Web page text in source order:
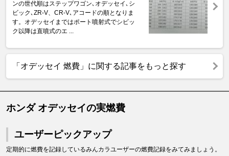
ンの世代順はステップワゴン､オデッセイ､シ
ビック､ZR-V、CR-V､アコードの順となりま
す。オデッセイまではポート噴射式でシビッ
ク以降は直噴式のエ ...
「オデッセイ 燃費」に関する記事をもっと探す
ホンダ オデッセイの実燃費
ユーザーピックアップ
定期的に燃費を記録しているみんカラユーザーの燃費記録をみてみましょう。